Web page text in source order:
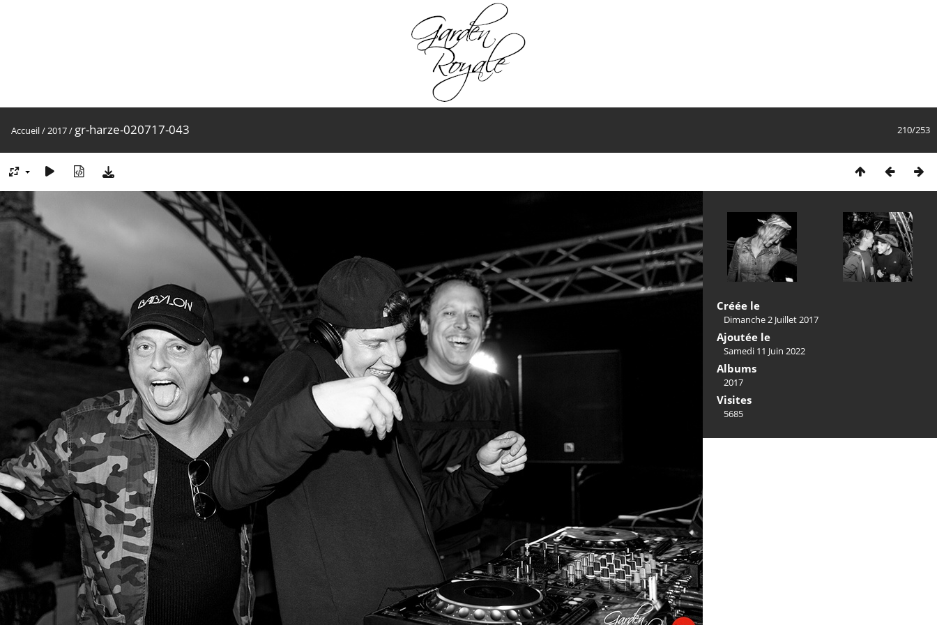
210/253
Accueil/2017/ gr-harze-020717-043
Créée le
Dimanche 2 Juillet 2017
Ajoutée le
Samedi 11 Juin 2022
Albums
2017
Visites
5685